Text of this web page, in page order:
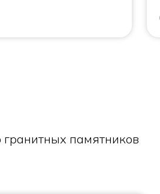
гранитных памятников